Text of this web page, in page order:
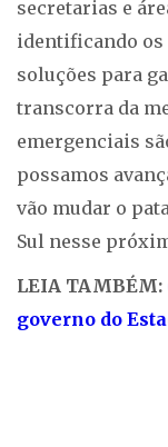
secretarias e
identificando os
soluções para
transcorra da
emergenciais
possamos
vão mudar o
Sul nesse
LEIA TAMBÉM:
governo do